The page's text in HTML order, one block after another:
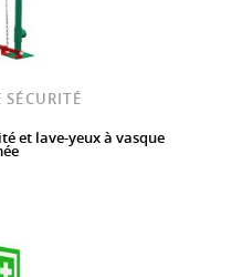
et lave-yeux à vasque